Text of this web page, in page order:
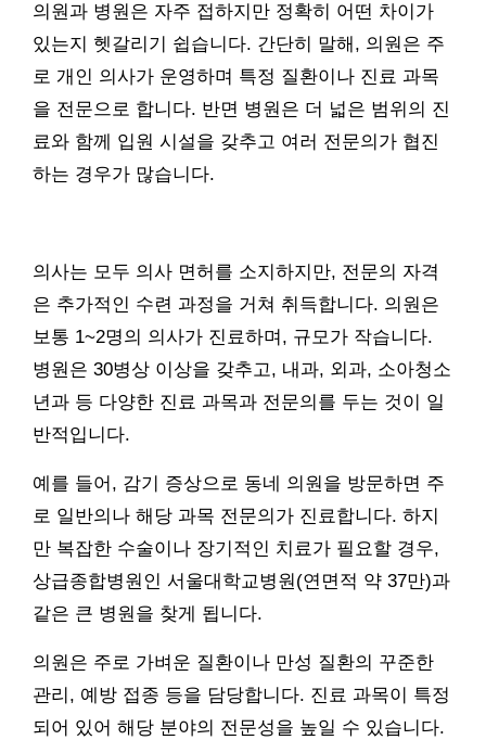
의원과 병원은 자주 접하지만 정확히 어떤 차이가
있는지 헷갈리기 쉽습니다. 간단히 말해, 의원은 주
로 개인 의사가 운영하며 특정 질환이나 진료 과목
을 전문으로 합니다. 반면 병원은 더 넓은 범위의 진
료와 함께 입원 시설을 갖추고 여러 전문의가 협진
하는 경우가 많습니다.
의사는 모두 의사 면허를 소지하지만, 전문의 자격
은 추가적인 수련 과정을 거쳐 취득합니다. 의원은
보통 1~2명의 의사가 진료하며, 규모가 작습니다.
병원은 30병상 이상을 갖추고, 내과, 외과, 소아청소
년과 등 다양한 진료 과목과 전문의를 두는 것이 일
반적입니다.
예를 들어, 감기 증상으로 동네 의원을 방문하면 주
로 일반의나 해당 과목 전문의가 진료합니다. 하지
만 복잡한 수술이나 장기적인 치료가 필요할 경우,
상급종합병원인 서울대학교병원(연면적 약 37만)과
같은 큰 병원을 찾게 됩니다.
의원은 주로 가벼운 질환이나 만성 질환의 꾸준한
관리, 예방 접종 등을 담당합니다. 진료 과목이 특정
되어 있어 해당 분야의 전문성을 높일 수 있습니다.